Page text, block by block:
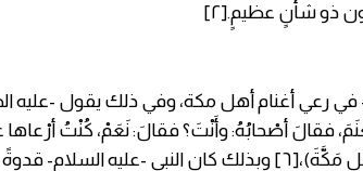
ذو شأنٍ عظيمٍ.[٢]
في رعي أغنام أهل مكة، وفي ذلك يقول -عليه
فقالَ أصْحابُهُ: وأَنْتَ؟ فقالَ: نَعَمْ، كُنْتُ أرْعاها
قَرارِيطَ -جزء من الدينار والدرهم- لأهْلِ مَكَّةَ)،[٦] وبذلك كان النبي -عليه السلام-